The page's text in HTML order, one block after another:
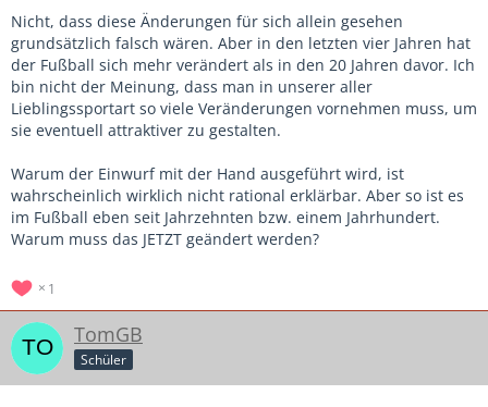
Nicht, dass diese Änderungen für sich allein gesehen
grundsätzlich falsch wären. Aber in den letzten vier Jahren hat
der Fußball sich mehr verändert als in den 20 Jahren davor. Ich
bin nicht der Meinung, dass man in unserer aller
Lieblingssportart so viele Veränderungen vornehmen muss, um
sie eventuell attraktiver zu gestalten.
Warum der Einwurf mit der Hand ausgeführt wird, ist
wahrscheinlich wirklich nicht rational erklärbar. Aber so ist es
im Fußball eben seit Jahrzehnten bzw. einem Jahrhundert.
Warum muss das JETZT geändert werden?
1
TomGB
Schüler